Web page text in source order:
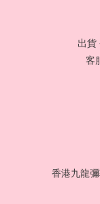
出貨
客
香港九龍